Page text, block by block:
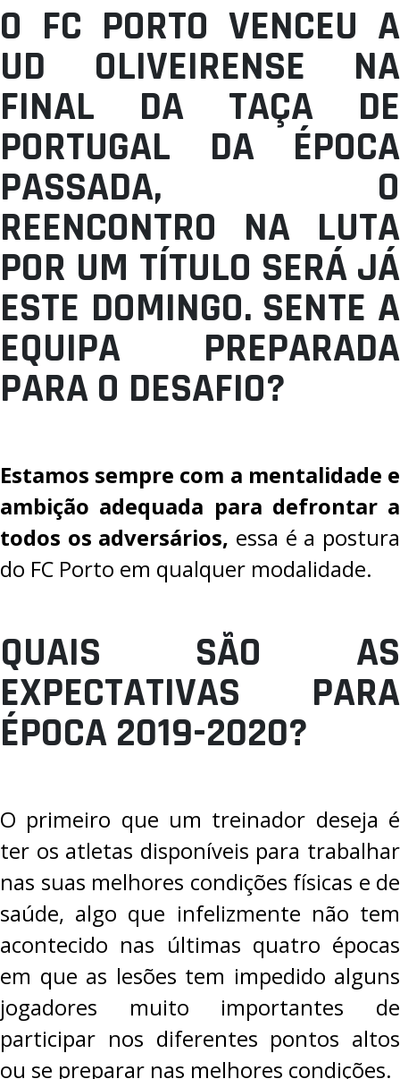
O FC PORTO VENCEU A
UD OLIVEIRENSE NA
FINAL DA TAÇA DE
PORTUGAL DA ÉPOCA
PASSADA, O
REENCONTRO NA LUTA
POR UM TÍTULO SERÁ JÁ
ESTE DOMINGO. SENTE A
EQUIPA PREPARADA
PARA O DESAFIO?
Estamos sempre com a mentalidade e
ambição adequada para defrontar a
todos os adversários, essa é a postura
do FC Porto em qualquer modalidade.
QUAIS SÃO AS
EXPECTATIVAS PARA
ÉPOCA 2019-2020?
O primeiro que um treinador deseja é
ter os atletas disponíveis para trabalhar
nas suas melhores condições físicas e de
saúde, algo que infelizmente não tem
acontecido nas últimas quatro épocas
em que as lesões tem impedido alguns
jogadores muito importantes de
participar nos diferentes pontos altos
ou se preparar nas melhores condições.